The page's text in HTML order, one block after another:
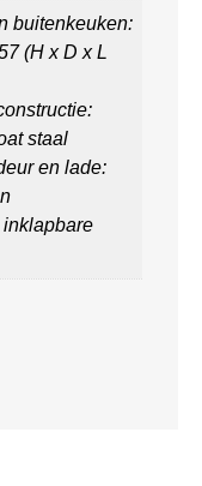
buitenkeuken:
(H x D x L
staal
en lade:
inklapbare